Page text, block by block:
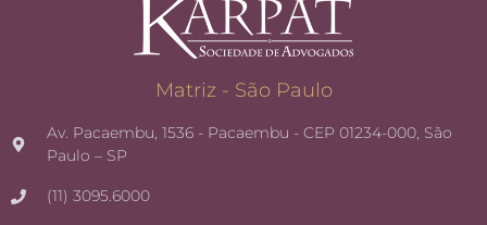
Matriz - São Paulo
Av. Pacaembu, 1536 - Pacaembu - CEP 01234-000, São
Paulo – SP
(11) 3095.6000